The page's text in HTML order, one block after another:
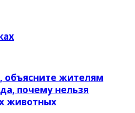
объясните жителям
почему нельзя
животных